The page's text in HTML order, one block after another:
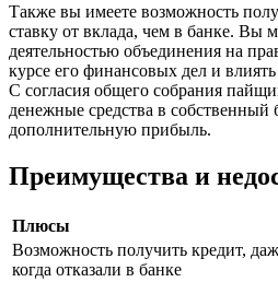
Также вы имеете возможность
ставку от вклада, чем в банке. Вы
деятельностью объединения на
курсе его финансовых дел и
С согласия общего собрания
денежные средства в собственный
дополнительную прибыль.
Преимущества и
Плюсы
Возможность получить кредит,
когда отказали в банке